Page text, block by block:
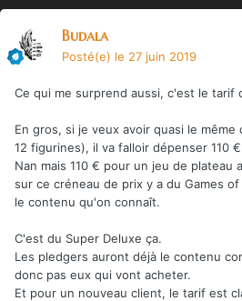
Budala
Posté(e) le 27 juin 2019
Ce qui me surprend aussi, c'est le tarif
En gros, si je veux avoir quasi le
12 figurines), il va falloir dépenser 110
Nan mais 110 € pour un jeu de plateau
sur ce créneau de prix y a du Games
le contenu qu'on connaît.
C'est du Super Deluxe ça.
Les pledgers auront déjà le contenu
donc pas eux qui vont acheter.
Et pour un nouveau client, le tarif est